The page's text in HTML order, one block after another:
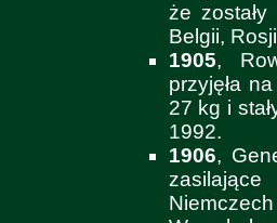
że
Belgii,
1905,
przyjęła
27 kg i
1992.
1906,
zasilające